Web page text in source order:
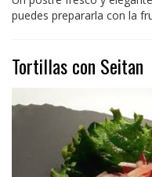
puedes prepararla con la
Tortillas con Seitan